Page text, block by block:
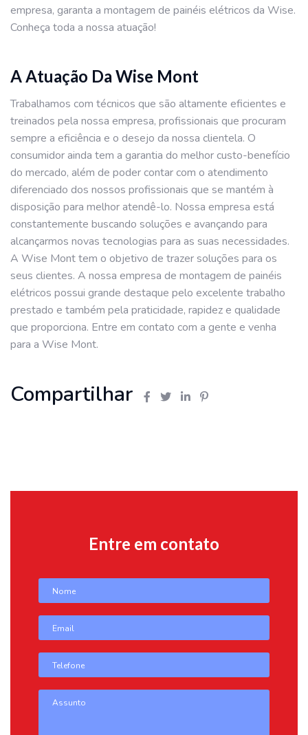
empresa, garanta a montagem de painéis elétricos da Wise.
Conheça toda a nossa atuação!
A Atuação Da Wise Mont
Trabalhamos com técnicos que são altamente eficientes e
treinados pela nossa empresa, profissionais que procuram
sempre a eficiência e o desejo da nossa clientela. O
consumidor ainda tem a garantia do melhor custo-benefício
do mercado, além de poder contar com o atendimento
diferenciado dos nossos profissionais que se mantém à
disposição para melhor atendê-lo. Nossa empresa está
constantemente buscando soluções e avançando para
alcançarmos novas tecnologias para as suas necessidades.
A Wise Mont tem o objetivo de trazer soluções para os
seus clientes. A nossa empresa de montagem de painéis
elétricos possui grande destaque pelo excelente trabalho
prestado e também pela praticidade, rapidez e qualidade
que proporciona. Entre em contato com a gente e venha
para a Wise Mont.
Compartilhar
Entre em contato